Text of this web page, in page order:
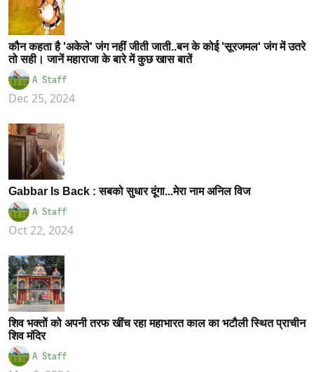
कौन कहता है 'अकेले' जंग नहीं जीती जाती..बन के कोई 'सूरजमल' जंग में उतरे
तो सही। जानें महाराजा के बारे में कुछ खास बातें
A Staff
Dec 25, 2024
Gabbar Is Back : सबको सुधार दूंगा...मेरा नाम अनिल विज
A Staff
Oct 22, 2024
शिव भक्तों को अपनी तरफ खींच रहा महाभारत काल का भटौली स्थित प्राचीन
शिव मंदिर
A Staff